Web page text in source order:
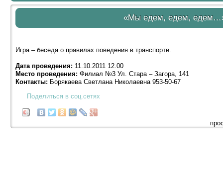
«Мы едем, едем,
Игра – беседа о правилах поведения в транспорте.
Дата проведения: 11.10.2011 12.00
Место проведения: Филиал №3 Ул. Стара – Загора, 141
Контакты: Борякаева Светлана Николаевна 953-50-67
Поделиться в соц.сетях